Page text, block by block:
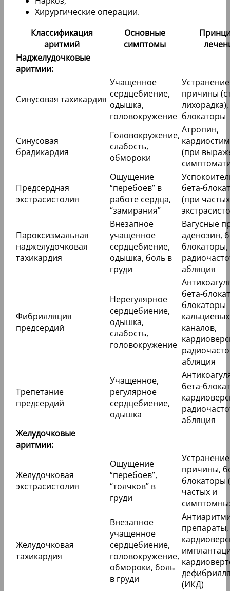
Хирургические операции.
Классификация
аритмий
Основные
симптомы
Наджелудочковые
аритмии:
Синусовая тахикардия
Учащенное
сердцебиение,
одышка,
головокружение
Устранение
причины
блокаторы
Синусовая
брадикардия
Головокружение,
слабость,
обмороки
Атропин,
(при
Предсердная
экстрасистолия
Ощущение
“перебоев” в
работе сердца,
“замирания”
бета-
(при частых
Пароксизмальная
наджелудочковая
тахикардия
Внезапное
учащенное
сердцебиение,
одышка, боль в
груди
Вагусные
аденозин,
блокаторы,
абляция
Фибрилляция
предсердий
Нерегулярное
сердцебиение,
одышка,
слабость,
головокружение
бета-
блокаторы
кальциевых
каналов,
абляция
Трепетание
предсердий
Учащенное,
регулярное
сердцебиение,
одышка
бета-
абляция
Желудочковые
аритмии:
Желудочковая
экстрасистолия
Ощущение
“перебоев”,
“толчков” в
груди
Устранение
причины,
блокаторы
частых и
Желудочковая
тахикардия
Внезапное
учащенное
сердцебиение,
головокружение,
обмороки, боль
в груди
препараты,
(ИКД)